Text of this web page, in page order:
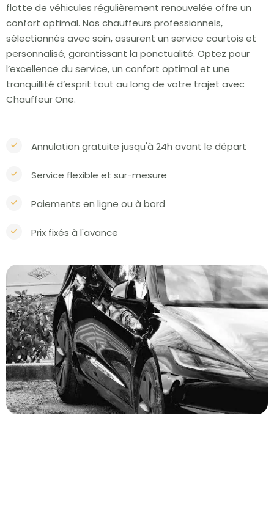
flotte de véhicules régulièrement renouvelée offre un
confort optimal. Nos chauffeurs professionnels,
sélectionnés avec soin, assurent un service courtois et
personnalisé, garantissant la ponctualité. Optez pour
l’excellence du service, un confort optimal et une
tranquillité d’esprit tout au long de votre trajet avec
Chauffeur One.
Annulation gratuite jusqu'à 24h avant le départ
Service flexible et sur-mesure
Paiements en ligne ou à bord
Prix fixés à l'avance